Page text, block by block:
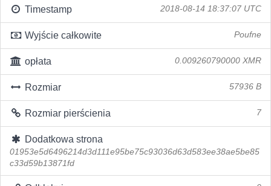
Timestamp 2018-08-14 18:37:07 UTC
Wyjście całkowite Poufne
opłata 0.009260790000 XMR
Rozmiar 57936 B
Rozmiar pierścienia 7
Dodatkowa strona
01953e5d6496214d3d111e95be75c93036d63d583ee38ae5be85
c33d59b13871fd